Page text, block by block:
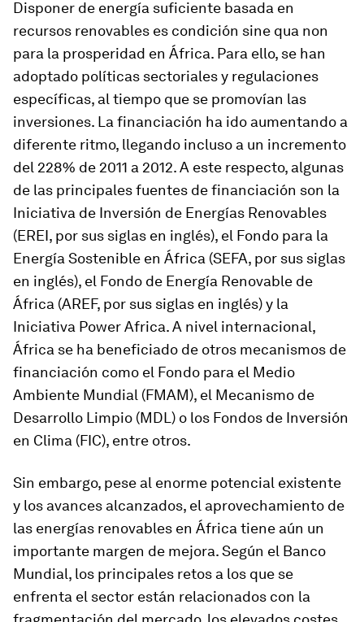
Disponer de energía suficiente basada en
recursos renovables es condición sine qua non
para la prosperidad en África. Para ello, se han
adoptado políticas sectoriales y regulaciones
específicas, al tiempo que se promovían las
inversiones. La financiación ha ido aumentando a
diferente ritmo, llegando incluso a un incremento
del 228% de 2011 a 2012. A este respecto, algunas
de las principales fuentes de financiación son la
Iniciativa de Inversión de Energías Renovables
(EREI, por sus siglas en inglés), el Fondo para la
Energía Sostenible en África (SEFA, por sus siglas
en inglés), el Fondo de Energía Renovable de
África (AREF, por sus siglas en inglés) y la
Iniciativa Power Africa. A nivel internacional,
África se ha beneficiado de otros mecanismos de
financiación como el Fondo para el Medio
Ambiente Mundial (FMAM), el Mecanismo de
Desarrollo Limpio (MDL) o los Fondos de Inversión
en Clima (FIC), entre otros.
Sin embargo, pese al enorme potencial existente
y los avances alcanzados, el aprovechamiento de
las energías renovables en África tiene aún un
importante margen de mejora. Según el Banco
Mundial, los principales retos a los que se
enfrenta el sector están relacionados con la